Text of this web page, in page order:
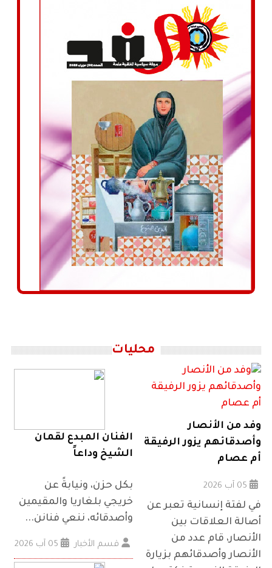
محليات
وفد من الأنصار
وأصدقائهم يزور الرفيقة
أم عصام
في لفتة إنسانية تعبر عن
أصالة العلاقات بين
الأنصار، قام عدد من
الأنصار وأصدقائهم بزيارة
الفنان المبدع لقمان
الشيخ وداعاً
بكل حزن، ونيابةً عن
خريجي بلغاريا والمقيمين
وأصدقائه، ننعي فنانن...
قسم الأخبار